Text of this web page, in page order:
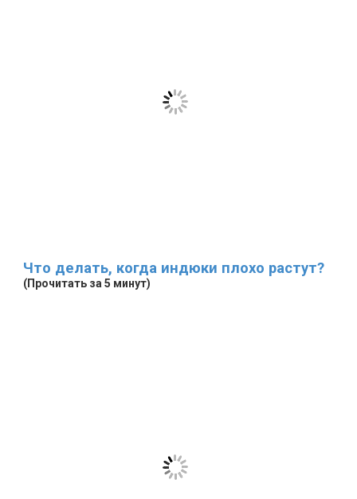
Что делать, когда индюки плохо растут?
(Прочитать за 5 минут)